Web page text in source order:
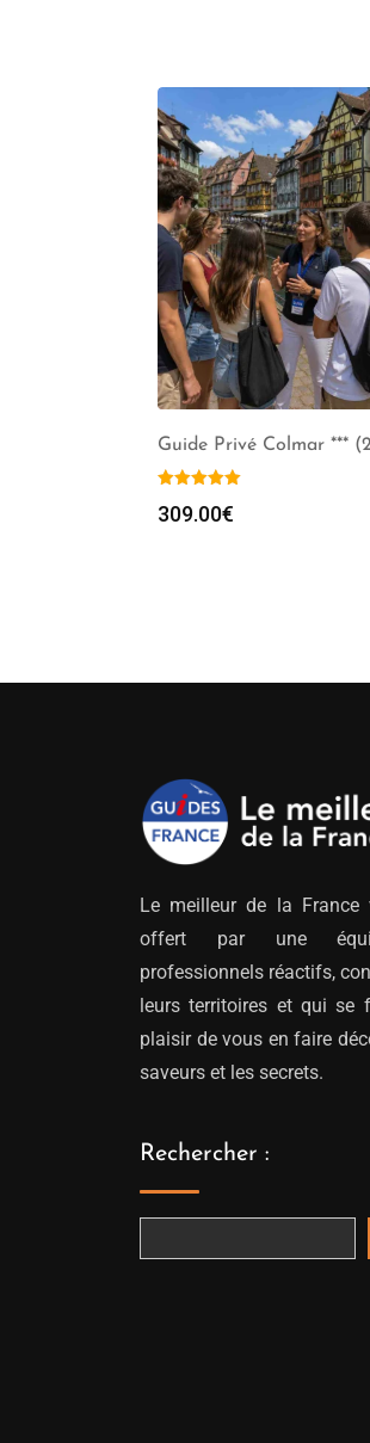
Guide Privé Colmar ***
309.00€
Le meilleur de la France
offert par une
professionnels réactifs,
leurs territoires et qui se
plaisir de vous en faire
saveurs et les secrets.
Rechercher :